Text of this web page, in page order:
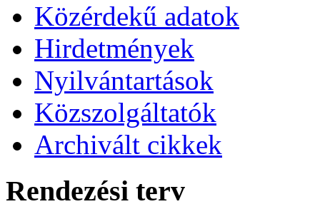
Közérdekű adatok
Hirdetmények
Nyilvántartások
Közszolgáltatók
Archivált cikkek
Rendezési terv